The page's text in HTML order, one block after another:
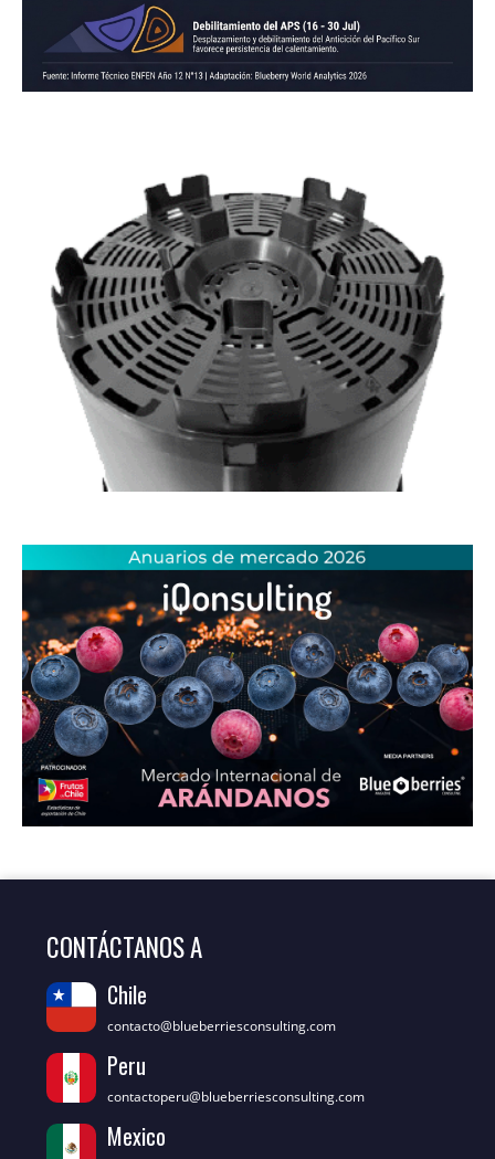
CONTÁCTANOS A
Chile
contacto@blueberriesconsulting.com
Peru
contactoperu@blueberriesconsulting.com
Mexico